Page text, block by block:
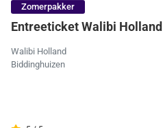
Zomerpakker
Entreeticket Walibi Holland
Walibi Holland
Biddinghuizen